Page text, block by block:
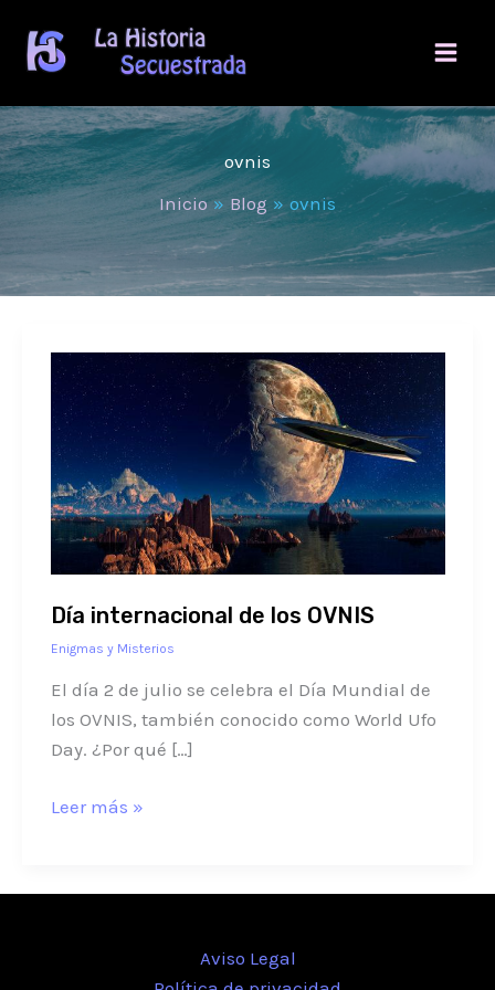
contenido
ovnis
Inicio
Blog ovnis
Día internacional de los OVNIS
Enigmas y Misterios
El día 2 de julio se celebra el Día Mundial de
los OVNIS, también conocido como World Ufo
Day. ¿Por qué […]
Día
internacional
de
los
OVNIS
Leer más »
Aviso Legal